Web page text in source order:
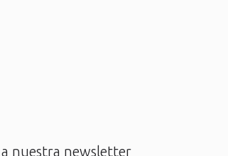
nuestra newsletter